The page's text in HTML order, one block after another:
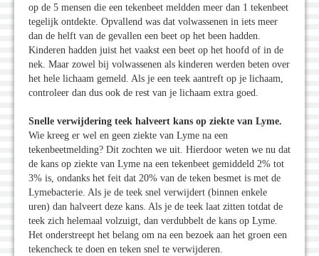
op de 5 mensen die een tekenbeet meldden meer dan 1 tekenbeet
tegelijk ontdekte. Opvallend was dat volwassenen in iets meer
dan de helft van de gevallen een beet op het been hadden.
Kinderen hadden juist het vaakst een beet op het hoofd of in de
nek. Maar zowel bij volwassenen als kinderen werden beten over
het hele lichaam gemeld. Als je een teek aantreft op je lichaam,
controleer dan dus ook de rest van je lichaam extra goed.
Snelle verwijdering teek halveert kans op ziekte van Lyme.
Wie kreeg er wel en geen ziekte van Lyme na een
tekenbeetmelding? Dit zochten we uit. Hierdoor weten we nu dat
de kans op ziekte van Lyme na een tekenbeet gemiddeld 2% tot
3% is, ondanks het feit dat 20% van de teken besmet is met de
Lymebacterie. Als je de teek snel verwijdert (binnen enkele
uren) dan halveert deze kans. Als je de teek laat zitten totdat de
teek zich helemaal volzuigt, dan verdubbelt de kans op Lyme.
Het onderstreept het belang om na een bezoek aan het groen een
tekencheck te doen en teken snel te verwijderen.